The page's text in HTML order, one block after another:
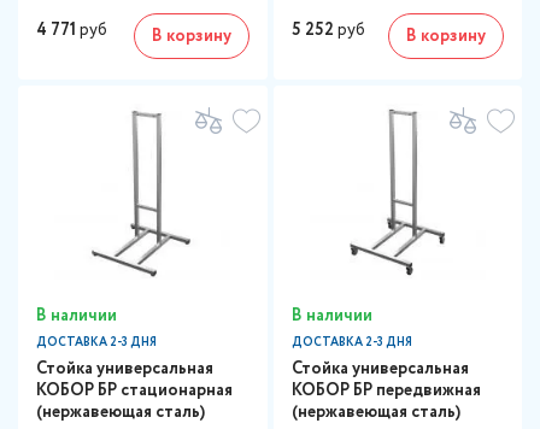
4 771 руб В корзину 5 252 руб В корзину
В наличии
ДОСТАВКА 2-3 ДНЯ
Стойка универсальная
КОБОР БР стационарная
(нержавеющая сталь)
В наличии
ДОСТАВКА 2-3 ДНЯ
Стойка универсальная
КОБОР БР передвижная
(нержавеющая сталь)